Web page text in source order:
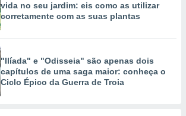
vida no seu jardim: eis como as utilizar
corretamente com as suas plantas
"Ilíada" e "Odisseia" são apenas dois
capítulos de uma saga maior: conheça o
Ciclo Épico da Guerra de Troia